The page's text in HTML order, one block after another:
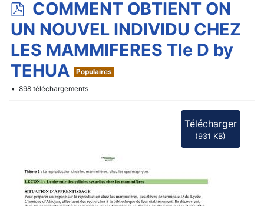
p
d
f
COMMENT OBTIENT ON
UN NOUVEL INDIVIDU CHEZ
LES MAMMIFERES Tle D by
TEHUA
Populaires
898 téléchargements
Télécharger
(931 KB)